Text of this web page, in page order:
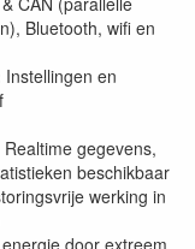
Bluetooth, wifi en
Instellingen en
Realtime gegevens,
beschikbaar
werking in